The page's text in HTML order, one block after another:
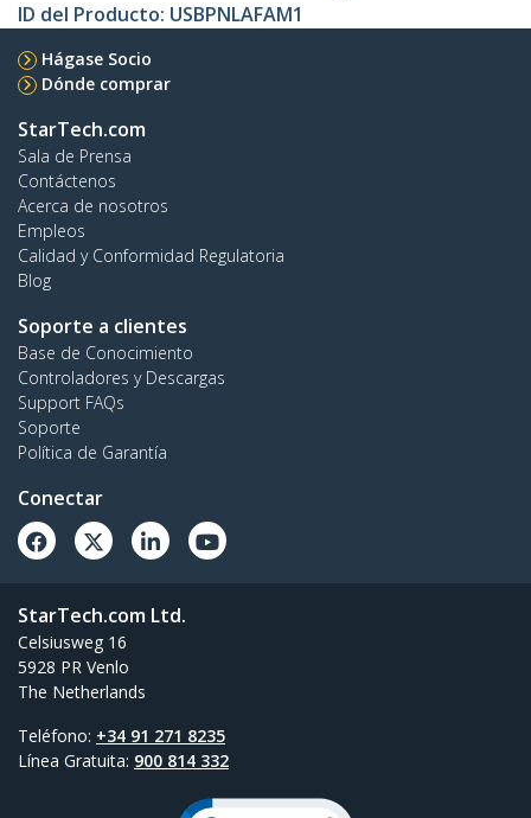
ID del Producto: USBPNLAFAM1
Hágase Socio
Dónde comprar
StarTech.com
Sala de Prensa
Contáctenos
Acerca de nosotros
Empleos
Calidad y Conformidad Regulatoria
Blog
Soporte a clientes
Base de Conocimiento
Controladores y Descargas
Support FAQs
Soporte
Política de Garantía
Conectar
StarTech.com Ltd.
Celsiusweg 16
5928 PR Venlo
The Netherlands
Teléfono: +34 91 271 8235
Línea Gratuita: 900 814 332